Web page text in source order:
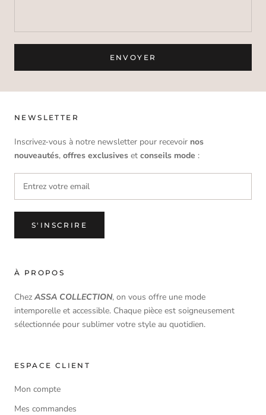
ENVOYER
NEWSLETTER
Inscrivez-vous à notre newsletter pour recevoir nos
nouveautés, offres exclusives et conseils mode :
S'INSCRIRE
À PROPOS
ChezASSA COLLECTION, on vous offre une mode
intemporelle et accessible. Chaque pièce est soigneusement
sélectionnée pour sublimer votre style au quotidien.
ESPACE CLIENT
Mon compte
Mes commandes